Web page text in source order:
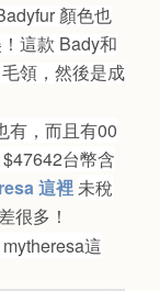
顏色也
這款 Bady和
領，然後是成
有，而且有00
$47642台幣含
這裡未稅
很多！
mytheresa這